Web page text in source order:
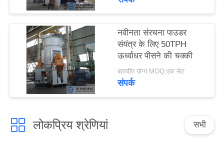
नवीनता संरचना पाउडर
संयंत्र के लिए 50TPH
ऊर्ध्वाधर पीसने की चक्की
बातचीत योग्य MOQ:एक सेट
संपर्क
लोकप्रिय श्रेणियां सभी